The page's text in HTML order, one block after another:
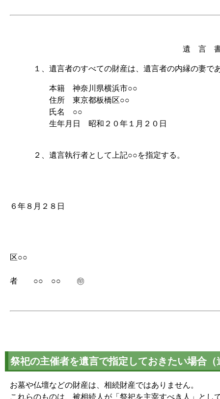
遺 言
１、遺言者のすべての財産は、遺言者の内縁の妻であ
本籍 神奈川県横浜市○○
住所 東京都板橋区○○
氏名 ○○
生年月日 昭和２０年１月２０日
２、遺言執行者として上記○○を指定する。
６年８月２８日
区○○
者 ○○ ○○ ㊞
祭祀の主催者を遺言で指定しておきたい場合
お墓や仏壇などの財産は、相続財産ではありません。
これらのものは、被相続人が「祭祀を主宰すべき人」とし